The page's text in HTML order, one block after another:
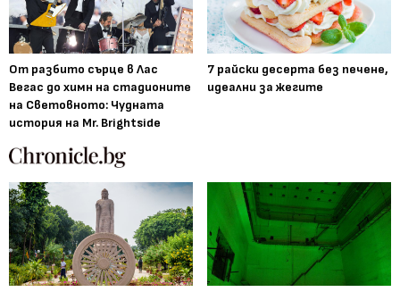
От разбито сърце в Лас
Вегас до химн на стадионите
на Световното: Чудната
история на Mr. Brightside
7 райски десерта без печене,
идеални за жегите